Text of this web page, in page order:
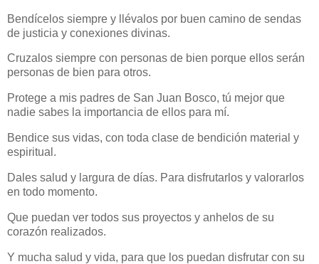
Bendícelos siempre y llévalos por buen camino de sendas
de justicia y conexiones divinas.
Cruzalos siempre con personas de bien porque ellos serán
personas de bien para otros.
Protege a mis padres de San Juan Bosco, tú mejor que
nadie sabes la importancia de ellos para mí.
Bendice sus vidas, con toda clase de bendición material y
espiritual.
Dales salud y largura de días. Para disfrutarlos y valorarlos
en todo momento.
Que puedan ver todos sus proyectos y anhelos de su
corazón realizados.
Y mucha salud y vida, para que los puedan disfrutar con su